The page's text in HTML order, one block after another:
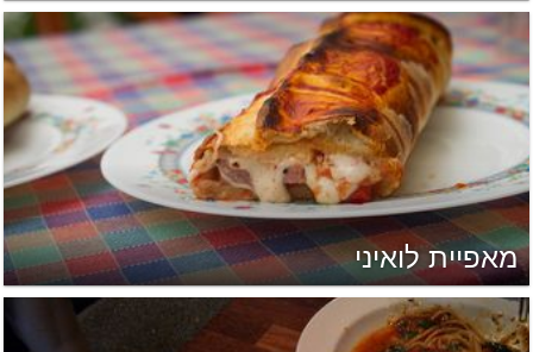
מאפיית לואיני